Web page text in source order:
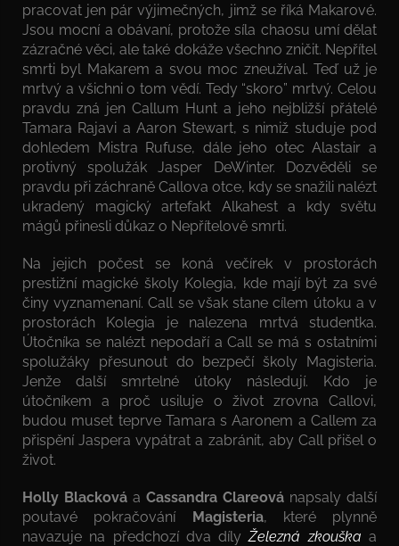
pracovat jen pár výjimečných, jimž se říká Makarové.
Jsou mocní a obávaní, protože síla chaosu umí dělat
zázračné věci, ale také dokáže všechno zničit. Nepřítel
smrti byl Makarem a svou moc zneužíval. Teď už je
mrtvý a všichni o tom vědí. Tedy “skoro” mrtvý. Celou
pravdu zná jen Callum Hunt a jeho nejbližší přátelé
Tamara Rajavi a Aaron Stewart, s nimiž studuje pod
dohledem Mistra Rufuse, dále jeho otec Alastair a
protivný spolužák Jasper DeWinter. Dozvěděli se
pravdu při záchraně Callova otce, kdy se snažili nalézt
ukradený magický artefakt Alkahest a kdy světu
mágů přinesli důkaz o Nepřítelově smrti.
Na jejich počest se koná večírek v prostorách
prestižní magické školy Kolegia, kde mají být za své
činy vyznamenaní. Call se však stane cílem útoku a v
prostorách Kolegia je nalezena mrtvá studentka.
Útočníka se nalézt nepodaří a Call se má s ostatními
spolužáky přesunout do bezpečí školy Magisteria.
Jenže další smrtelné útoky následují. Kdo je
útočníkem a proč usiluje o život zrovna Callovi,
budou muset teprve Tamara s Aaronem a Callem za
přispění Jaspera vypátrat a zabránit, aby Call přišel o
život.
Holly Blacková a Cassandra Clareová napsaly další
poutavé pokračování Magisteria, které plynně
navazuje na předchozí dva dílyŽelezná zkouška a